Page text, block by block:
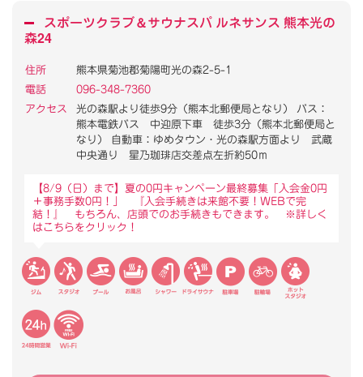
スポーツクラブ＆サウナスパ ルネサンス 熊本光の
森24
住所
熊本県菊池郡菊陽町光の森2-5-1
電話
096-348-7360
アクセス
光の森駅より徒歩9分（熊本北郵便局となり） バス：
熊本電鉄バス 中迎原下車 徒歩3分（熊本北郵便局と
なり） 自動車：ゆめタウン・光の森駅方面より 武蔵
中央通り 星乃珈琲店交差点左折約50ｍ
【8/9（日）まで】夏の0円キャンペーン最終募集「入会金0円
＋事務手数0円！」 『入会手続きは来館不要！WEBで完
結！』 もちろん、店頭でのお手続きもできます。 ※詳しく
はこちらをクリック！